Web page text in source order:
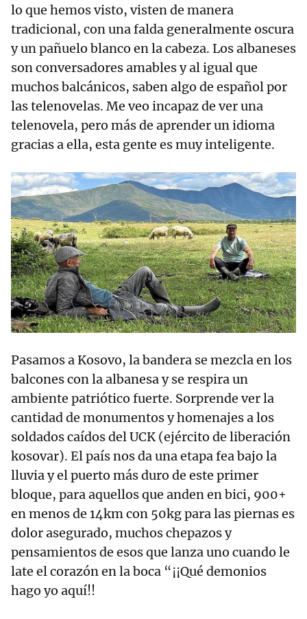
lo que hemos visto, visten de manera
tradicional, con una falda generalmente oscura
y un pañuelo blanco en la cabeza. Los albaneses
son conversadores amables y al igual que
muchos balcánicos, saben algo de español por
las telenovelas. Me veo incapaz de ver una
telenovela, pero más de aprender un idioma
gracias a ella, esta gente es muy inteligente.
Pasamos a Kosovo, la bandera se mezcla en los
balcones con la albanesa y se respira un
ambiente patriótico fuerte. Sorprende ver la
cantidad de monumentos y homenajes a los
soldados caídos del UCK (ejército de liberación
kosovar). El país nos da una etapa fea bajo la
lluvia y el puerto más duro de este primer
bloque, para aquellos que anden en bici, 900+
en menos de 14km con 50kg para las piernas es
dolor asegurado, muchos chepazos y
pensamientos de esos que lanza uno cuando le
late el corazón en la boca “¡¡Qué demonios
hago yo aquí!!